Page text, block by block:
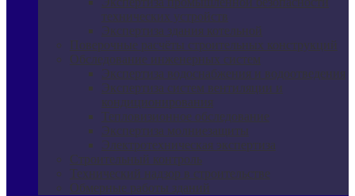
технических устройств
Экспертиза здания котельной
Поверочные расчёты строительных конструкций
Обследование инженерных систем
Экспертиза водоснабжения и водоотведения
Экспертиза систем вентиляции и
кондиционирования
Тепловизионное обследование
Экспертиза молниезащиты
Электротехническая экспертиза
Строительный контроль
Технический надзор в строительстве
Обмерные работы зданий